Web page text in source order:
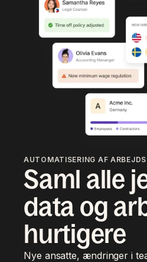
AUTOMATISERING AF
Saml alle
data og
hurtigere
Nye ansatte, ændringer i